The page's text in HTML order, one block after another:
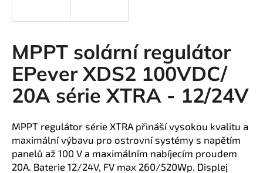
MPPT solární regulátor
EPever XDS2 100VDC/
20A série XTRA - 12/24V
MPPT regulátor série XTRA přináší vysokou kvalitu a
maximální výbavu pro ostrovní systémy s napětím
panelů až 100 V a maximálním nabíjecím proudem
20A. Baterie 12/24V, FV max 260/520Wp. Displej
í
t
?